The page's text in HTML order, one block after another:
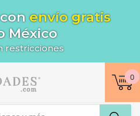
envío gratis
México
restricciones
0